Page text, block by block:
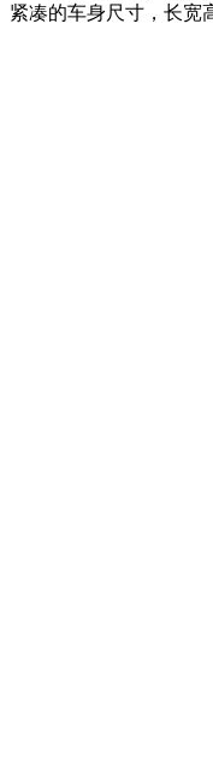
紧凑的车身尺寸，长宽